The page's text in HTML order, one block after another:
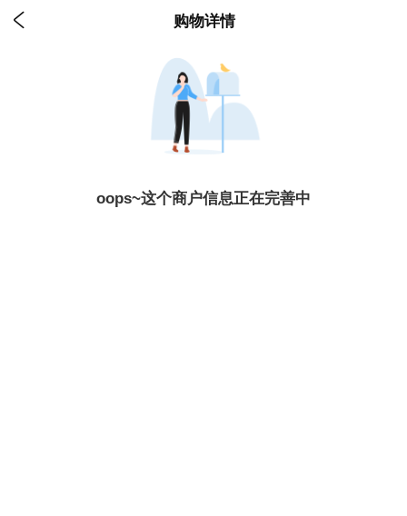
 购物详情
oops~这个商户信息正在完善中